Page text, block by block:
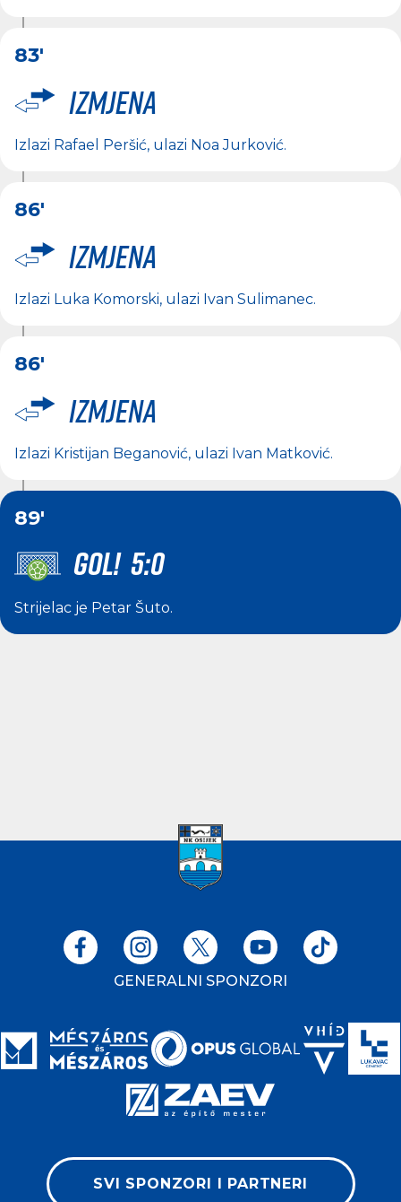
83'
Izmjena
Izlazi Rafael Peršić, ulazi Noa Jurković.
86'
Izmjena
Izlazi Luka Komorski, ulazi Ivan Sulimanec.
86'
Izmjena
Izlazi Kristijan Beganović, ulazi Ivan Matković.
89'
GOL! 5:0
Strijelac je Petar Šuto.
GENERALNI SPONZORI
SVI SPONZORI I PARTNERI